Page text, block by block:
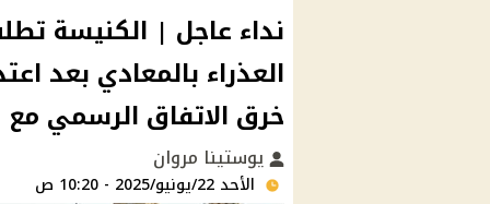
نداء عاجل | الكنيسة
العذراء بالمعادي بعد
خرق الاتفاق الرسمي مع
يوستينا مروان
الأحد 22/يونيو/2025 - 10:20 ص